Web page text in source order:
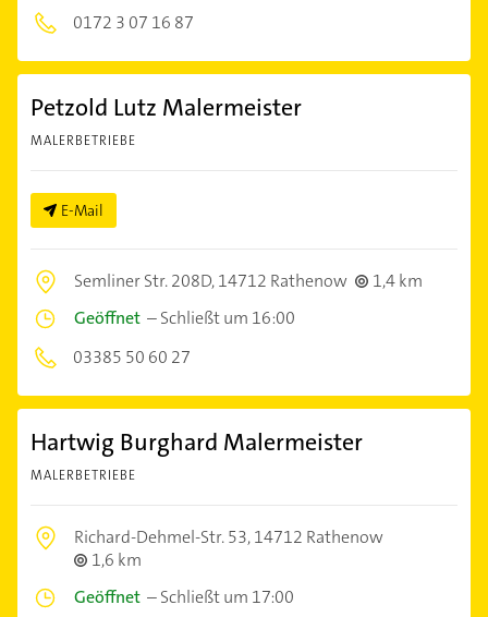
0172 3 07 16 87
Petzold Lutz Malermeister
MALERBETRIEBE
E-Mail
Semliner Str. 208D,14712 Rathenow
1,4 km
Geöffnet –Schließt um 16:00
03385 50 60 27
Hartwig Burghard Malermeister
MALERBETRIEBE
Richard-Dehmel-Str. 53,14712 Rathenow
1,6 km
Geöffnet –Schließt um 17:00